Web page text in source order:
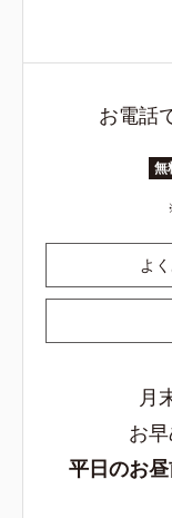
お電話
無
よ
月
お
平日のお